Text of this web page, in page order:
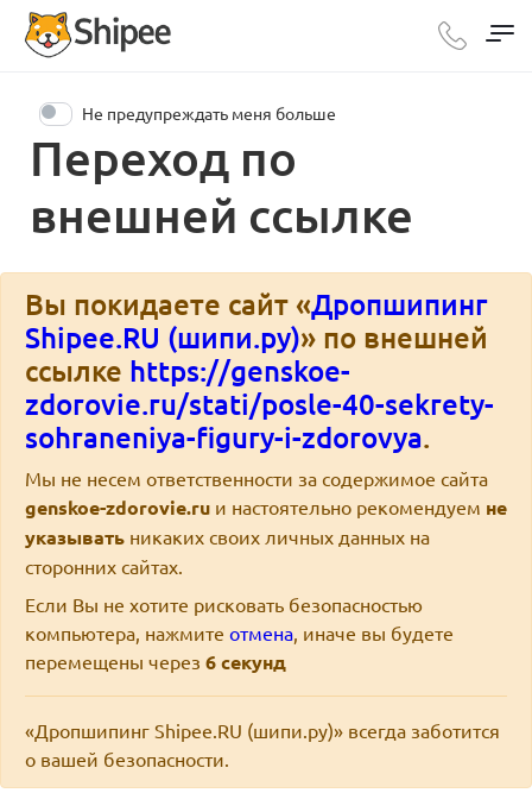
Переход по
внешней ссылке
Не предупреждать меня больше
Вы покидаете сайт «Дропшипинг
Shipee.RU (шипи.ру)» по внешней
ссылке https://genskoe-
zdorovie.ru/stati/posle-40-sekrety-
sohraneniya-figury-i-zdorovya.
Мы не несем ответственности за содержимое сайта
genskoe-zdorovie.ru и настоятельно рекомендуем не
указывать никаких своих личных данных на
сторонних сайтах.
Если Вы не хотите рисковать безопасностью
компьютера, нажмите отмена, иначе вы будете
перемещены через 6секунд
«Дропшипинг Shipee.RU (шипи.ру)» всегда заботится
о вашей безопасности.